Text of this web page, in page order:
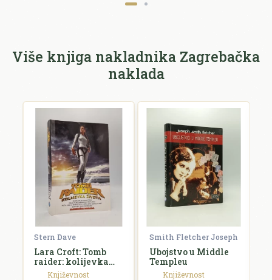
Više knjiga nakladnika Zagrebačka
naklada
Stern Dave
Lara Croft: Tomb
raider: kolijevka
života
Književnost
Smith Fletcher Joseph
Ubojstvo u Middle
Templeu
Književnost